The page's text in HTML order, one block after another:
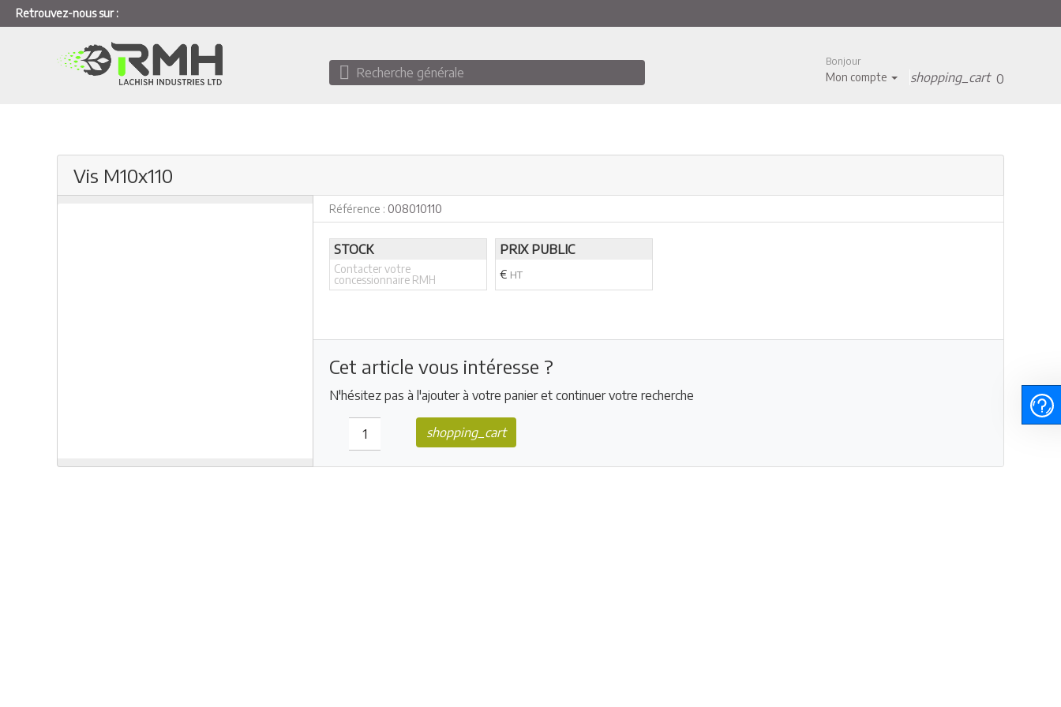
Retrouvez-nous sur :
Recherche générale
Bonjour
Mon compte shopping_cart 0
Vis M10x110
Référence : 008010110
STOCK
Contacter votre
concessionnaire RMH
PRIX PUBLIC
€ HT
Cet article vous intéresse ?
N'hésitez pas à l'ajouter à votre panier et continuer votre recherche
shopping_cart